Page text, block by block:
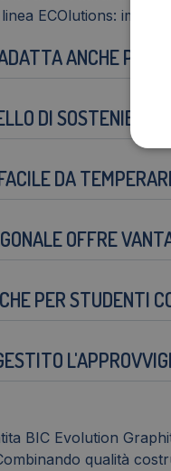
ECOlutions:
ANCHE PER
DI
DA
OFFRE
PER STUDENTI
BIC Evolution
qualità